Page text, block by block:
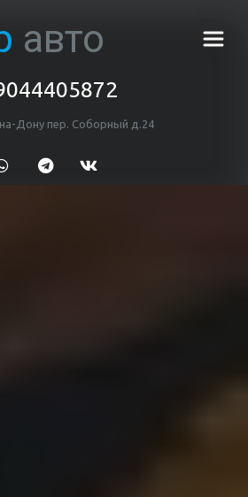
авто
Дону пер. Соборный д.24